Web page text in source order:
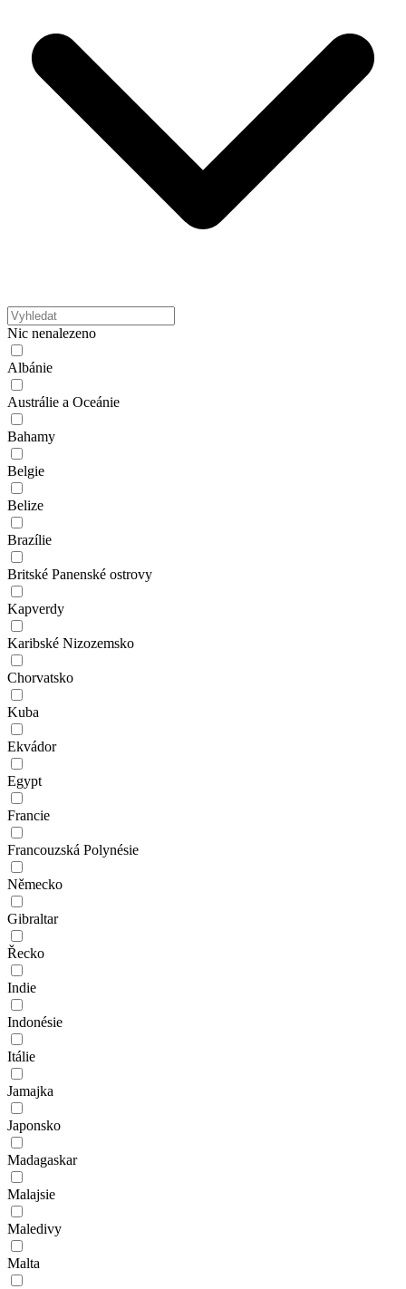
Nic nenalezeno
Albánie
Austrálie a Oceánie
Bahamy
Belgie
Belize
Brazílie
Britské Panenské ostrovy
Kapverdy
Karibské Nizozemsko
Chorvatsko
Kuba
Ekvádor
Egypt
Francie
Francouzská Polynésie
Německo
Gibraltar
Řecko
Indie
Indonésie
Itálie
Jamajka
Japonsko
Madagaskar
Malajsie
Maledivy
Malta